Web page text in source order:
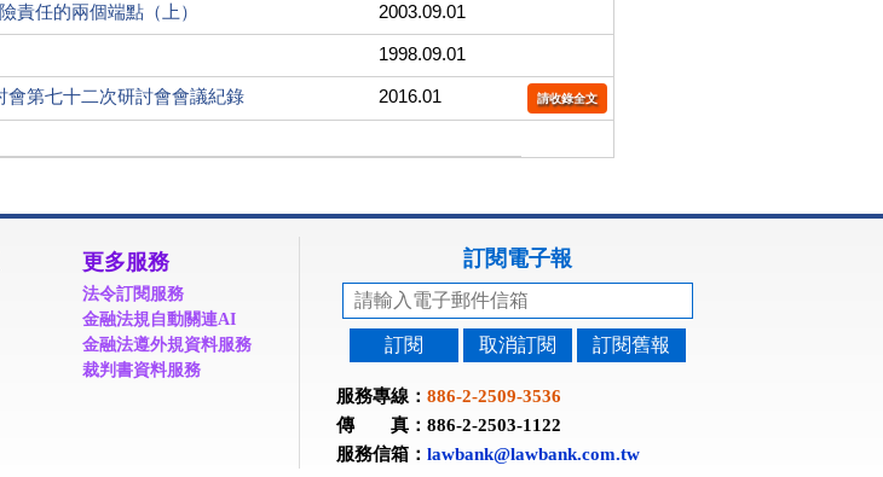
責任的兩個端點（上） 2003.09.01
1998.09.01
第七十二次研討會會議紀錄 2016.01 請收錄全文
更多服務
法令訂閱服務
金融法規自動關連AI
金融法遵外規資料服務
裁判書資料服務
訂閱電子報
訂閱 取消訂閱 訂閱舊報
服務專線： 886-2-2509-3536
傳 真：886-2-2503-1122
服務信箱： lawbank@lawbank.com.tw